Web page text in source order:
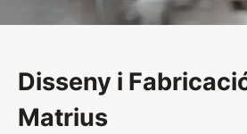
Disseny i
Matrius